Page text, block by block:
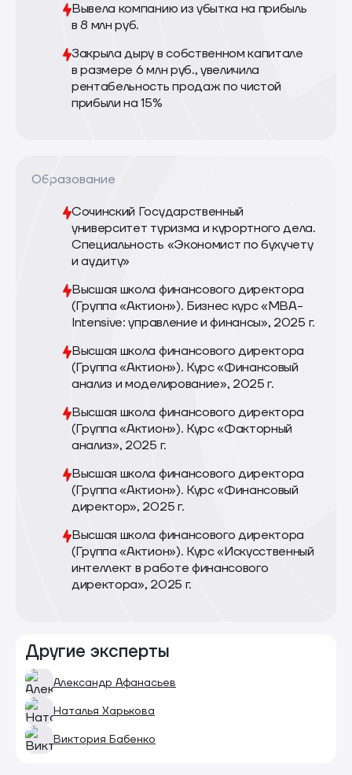
Вывела компанию из убытка на прибыль
в 8 млн руб.
Закрыла дыру в собственном капитале
в размере 6 млн руб., увеличила
рентабельность продаж по чистой
прибыли на 15%
Образование
Сочинский Государственный
университет туризма и курортного дела.
Специальность «Экономист по бухучету
и аудиту»
Высшая школа финансового директора
(Группа «Актион»). Бизнес курс «МВА-
Intensive: управление и финансы», 2025 г.
Высшая школа финансового директора
(Группа «Актион»). Курс «Финансовый
анализ и моделирование», 2025 г.
Высшая школа финансового директора
(Группа «Актион»). Курс «Факторный
анализ», 2025 г.
Высшая школа финансового директора
(Группа «Актион»). Курс «Финансовый
директор», 2025 г.
Высшая школа финансового директора
(Группа «Актион»). Курс «Искусственный
интеллект в работе финансового
директора», 2025 г.
Другие эксперты
Александр Афанасьев
Наталья Харькова
Виктория Бабенко